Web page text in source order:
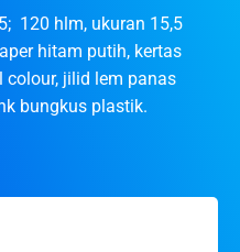
120 hlm, ukuran 15,5
hitam putih, kertas
jilid lem panas
bungkus plastik.